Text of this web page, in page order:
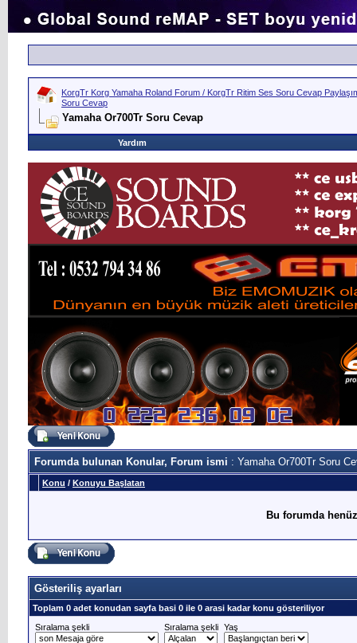
KorgTr Korg Yamaha Roland Forum / KorgTr Ritim Ses Soru Cevap
Soru Cevap
Yamaha Or700Tr Soru Cevap
Yardım
Forumda bulunan Konular, Forum ismi : Yamaha Or700Tr Soru
Konu / Konuyu Başlatan
Bu forumda
Gösteriliş ayarları
Toplam 0 adet konudan sayfa basi 0 ile 0 arasi kadar konu gösteriliyor
Sıralama şekli
Sıralama şekli Yaş